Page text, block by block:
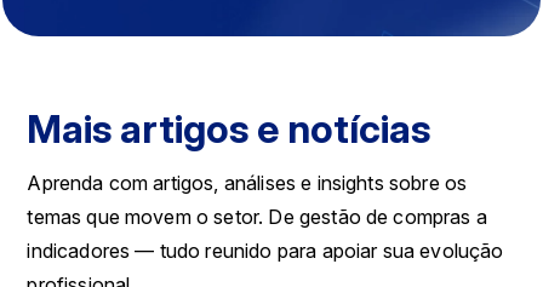
Mais artigos e notícias
Aprenda com artigos, análises e insights sobre os
temas que movem o setor. De gestão de compras a
indicadores — tudo reunido para apoiar sua evolução